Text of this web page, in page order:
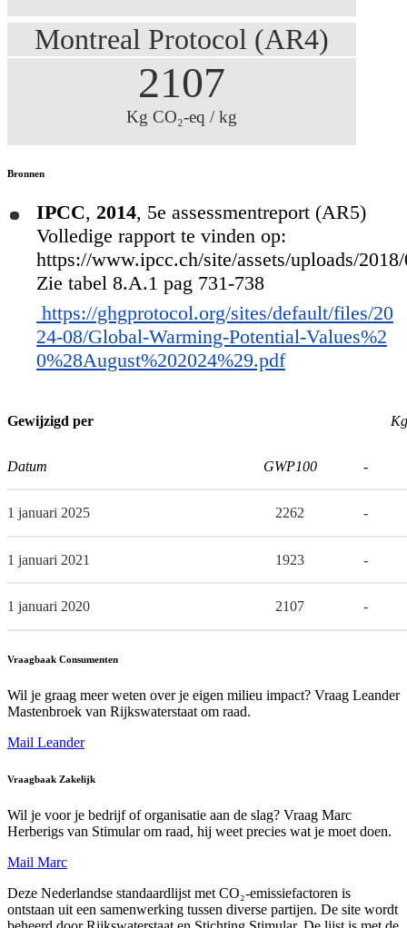
Montreal Protocol (AR4)
2107
Kg CO₂-eq / kg
Bronnen
IPCC, 2014, 5e assessmentreport (AR5)
Volledige rapport te vinden op:
https://www.ipcc.ch/site/assets/uploads/
Zie tabel 8.A.1 pag 731-738
https://ghgprotocol.org/sites/default/files/20
24-08/Global-Warming-Potential-Values%2
0%28August%202024%29.pdf
Gewijzigd per
Datum GWP100 -
1 januari 2025 2262 -
1 januari 2021 1923 -
1 januari 2020 2107 -
Vraagbaak Consumenten
Wil je graag meer weten over je eigen milieu impact? Vraag Leander
Mastenbroek van Rijkswaterstaat om raad.
Mail Leander
Vraagbaak Zakelijk
Wil je voor je bedrijf of organisatie aan de slag? Vraag Marc
Herberigs van Stimular om raad, hij weet precies wat je moet doen.
Mail Marc
Deze Nederlandse standaardlijst met CO₂-emissiefactoren is
ontstaan uit een samenwerking tussen diverse partijen. De site wordt